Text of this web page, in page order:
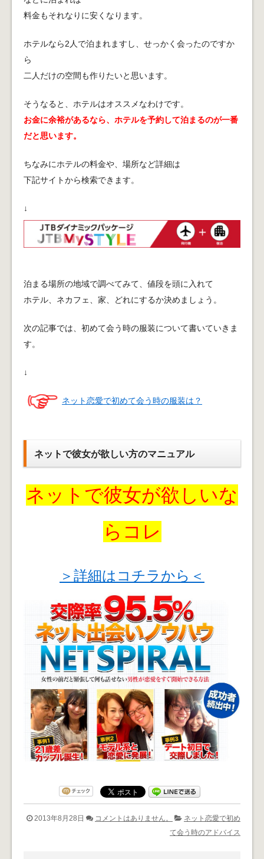
料金もそれなりに安くなります。
ホテルなら2人で泊まれますし、せっかく会ったのですか
ら
二人だけの空間も作りたいと思います。
そうなると、ホテルはオススメなわけです。
お金に余裕があるなら、ホテルを予約して泊まるのが一番
だと思います。
ちなみにホテルの料金や、場所など詳細は
下記サイトから検索できます。
↓
泊まる場所の地域で調べてみて、値段を頭に入れて
ホテル、ネカフェ、家、どれにするか決めましょう。
次の記事では、初めて会う時の服装について書いていきま
す。
↓
ネット恋愛で初めて会う時の服装は？
ネットで彼女が欲しい方のマニュアル
ネットで彼女が欲しいな
らコレ
＞詳細はコチラから＜
2013年8月28日 コメントはありません。
ネット恋愛で初め
て会う時のアドバイス